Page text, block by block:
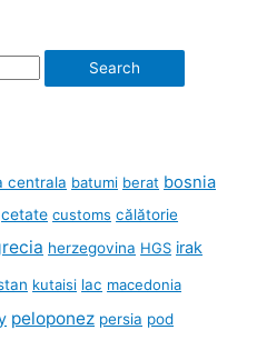
centrala batumi berat bosnia
cetate customs călătorie
herzegovina HGS irak
kutaisi lac macedonia
peloponez persia pod